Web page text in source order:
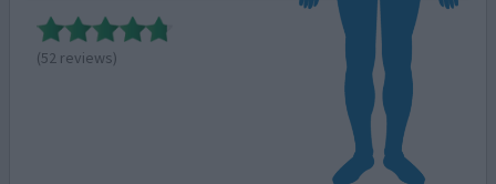
(52 reviews)